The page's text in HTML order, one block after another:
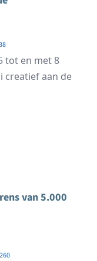
tot en met 8
creatief aan de
van 5.000